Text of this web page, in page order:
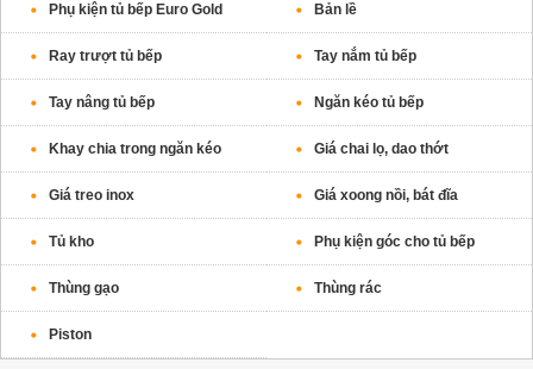
Phụ kiện tủ bếp Euro Gold Bản lề
Ray trượt tủ bếp Tay nắm tủ bếp
Tay nâng tủ bếp Ngăn kéo tủ bếp
Khay chia trong ngăn kéo Giá chai lọ, dao thớt
Giá treo inox Giá xoong nồi, bát đĩa
Tủ kho Phụ kiện góc cho tủ bếp
Thùng gạo Thùng rác
Piston